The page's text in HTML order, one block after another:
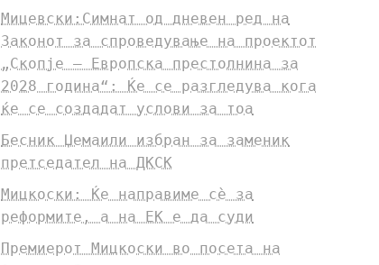
Мицевски:Симнат од дневен ред на
Законот за спроведување на проектот
„Скопје – Европска престолнина за
2028 година“: Ќе се разгледува кога
ќе се создадат услови за тоа
Бесник Џемаили избран за заменик
претседател на ДКСК
Мицкоски: Ќе направиме сè за
реформите, а на ЕК е да суди
Премиерот Мицкоски во посета на